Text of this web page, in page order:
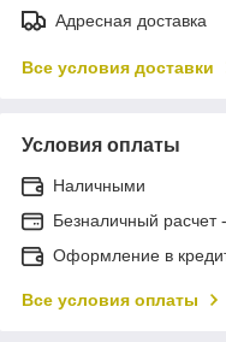
Адресная доставка
Все условия доставки
Условия оплаты
Наличными
Безналичный расчет
Оформление в
Все условия оплаты